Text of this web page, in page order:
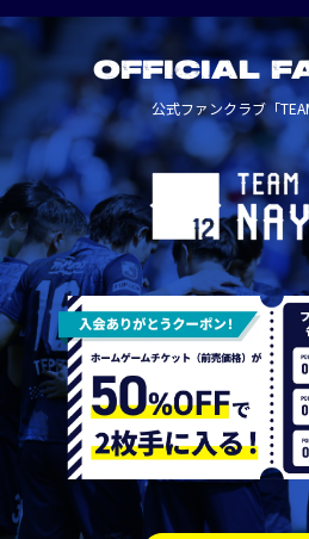
OFFICIAL
公式ファンクラブ「